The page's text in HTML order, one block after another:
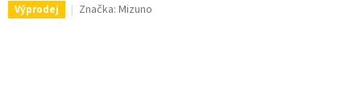
Výprodej Značka: Mizuno